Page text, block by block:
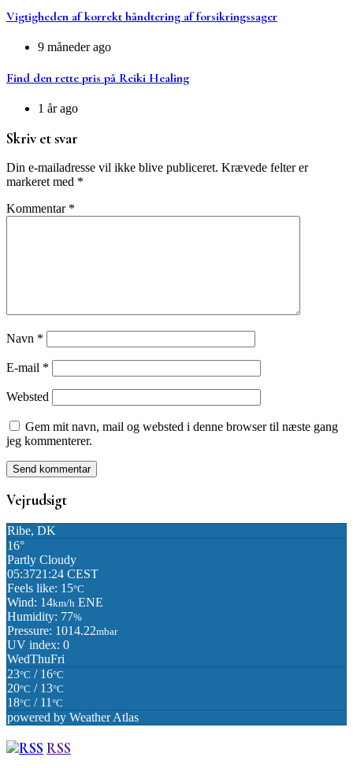
Vigtigheden af korrekt håndtering af forsikringssager
9 måneder ago
Find den rette pris på Reiki Healing
1 år ago
Skriv et svar
Din e-mailadresse vil ikke blive publiceret. Krævede felter er
markeret med *
Kommentar *
Navn *
E-mail *
Websted
Gem mit navn, mail og websted i denne browser til næste gang
jeg kommenterer.
Vejrudsigt
Ribe, DK
16°
Partly Cloudy
05:3721:24 CEST
Feels like: 15°C
Wind: 14km/h ENE
Humidity: 77%
Pressure: 1014.22mbar
UV index: 0
WedThuFri
23°C / 16°C
20°C / 13°C
18°C / 11 °C
powered by Weather Atlas
RSS